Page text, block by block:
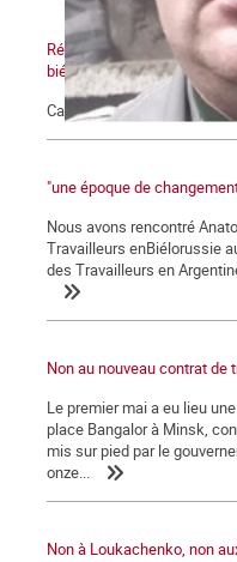
Réintégration de Mikalaj
biélorusse
Campagne internationale de
"une époque de
Nous avons rencontré
Travailleurs enBiélorussie
des Travailleurs en
Non au nouveau contrat de
Le premier mai a eu lieu
place Bangalor à Minsk,
mis sur pied par le
onze...
Non à Loukachenko, non